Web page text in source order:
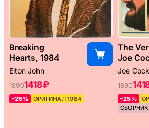
Breaking
Hearts, 1984
Elton John
18901418 ₽
–25% ОРИГИНАЛ 1984
The
Joe
Joe
1890
–25%
СБОРНИК